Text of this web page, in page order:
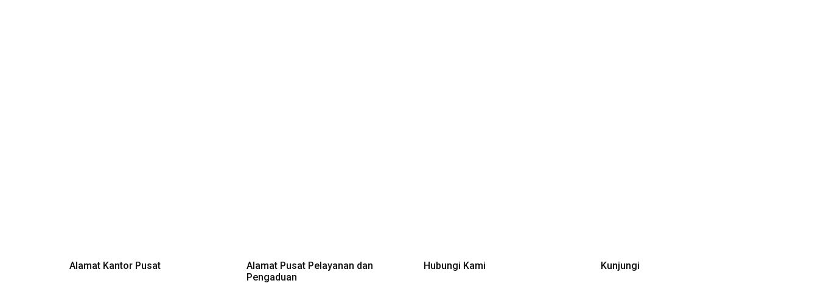
Alamat Kantor Pusat
Alamat Pusat Pelayanan dan
Pengaduan
Hubungi Kami Kunjungi